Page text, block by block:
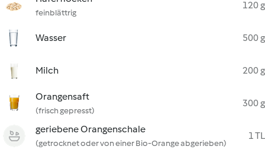
feinblättrig
120 g
Wasser 500 g
Milch 200 g
Orangensaft
(frisch gepresst)
300 g
geriebene Orangenschale
(getrocknet oder von einer Bio-Orange abgerieben)
1 TL